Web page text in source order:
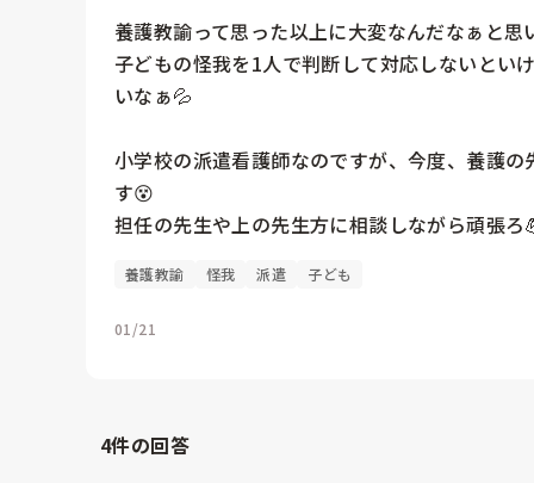
養護教諭って思った以上に大変なんだなぁと思
子どもの怪我を1人で判断して対応しないとい
いなぁ💦
小学校の派遣看護師なのですが、今度、養護
す😵
担任の先生や上の先生方に相談しながら頑張ろ
養護教諭 怪我 派遣 子ども
01/21
4件の回答